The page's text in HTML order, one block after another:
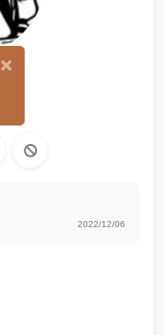
2022/12/06
×